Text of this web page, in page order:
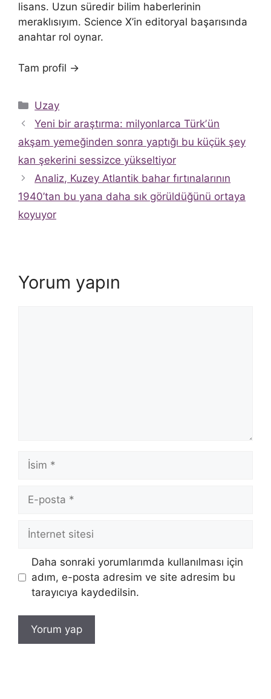
lisans. Uzun süredir bilim haberlerinin
meraklısıyım. Science X’in editoryal başarısında
anahtar rol oynar.
Tam profil →
Kategoriler
Uzay
Yeni bir araştırma: milyonlarca Türkʼün
akşam yemeğinden sonra yaptığı bu küçük şey
kan şekerini sessizce yükseltiyor
Analiz, Kuzey Atlantik bahar fırtınalarının
1940’tan bu yana daha sık görüldüğünü ortaya
koyuyor
Yorum yapın
İsim
posta
İnternet
sitesi
Daha sonraki yorumlarımda kullanılması için
adım, e-posta adresim ve site adresim bu
tarayıcıya kaydedilsin.